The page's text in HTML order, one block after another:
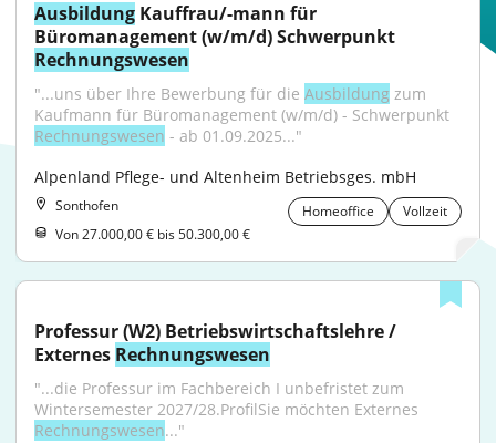
Ausbildung Kauffrau/-mann für
Rechnungswesen
"...uns über Ihre Bewerbung für die Ausbildung zum
Rechnungswesen - ab 01.09.2025..."
Alpenland Pflege- und Altenheim Betriebsges. mbH
Sonthofen Homeoffice
Vollzeit
Von 27.000,00 € bis 50.300,00 €
Professur (W2) Betriebswirtschaftslehre /
Externes Rechnungswesen
"...die Professur im Fachbereich I unbefristet zum
Rechnungswesen..."